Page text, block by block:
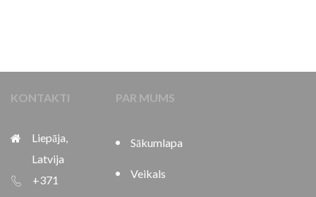
KONTAKTI
Liepāja,
Latvija
+371
PAR MUMS
Sākumlapa
Veikals